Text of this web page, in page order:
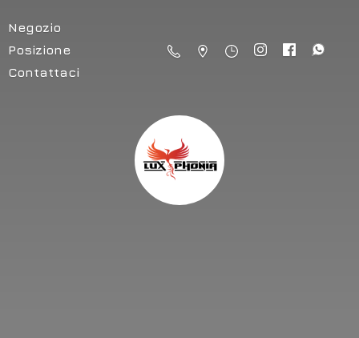
Negozio
Posizione
Contattaci